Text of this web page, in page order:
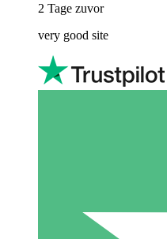
2 Tage zuvor
very good site